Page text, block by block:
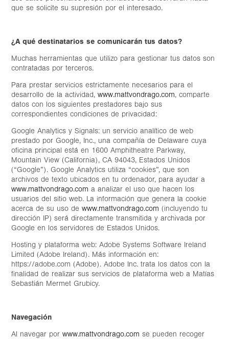
que se solicite su supresión por el interesado.
¿A qué destinatarios se comunicarán tus datos?
Muchas herramientas que utilizo para gestionar tus datos son
contratadas por terceros.
Para prestar servicios estrictamente necesarios para el
desarrollo de la actividad,www.mattvondrago.com, comparte
datos con los siguientes prestadores bajo sus
correspondientes condiciones de privacidad:
Google Analytics y Signals: un servicio analítico de web
prestado por Google, Inc., una compañía de Delaware cuya
oficina principal está en 1600 Amphitheatre Parkway,
Mountain View (California), CA 94043, Estados Unidos
(“Google”). Google Analytics utiliza “cookies”, que son
archivos de texto ubicados en tu ordenador, para ayudar a
www.mattvondrago.com a analizar el uso que hacen los
usuarios del sitio web. La información que genera la cookie
acerca de su uso dewww.mattvondrago.com (incluyendo tu
dirección IP) será directamente transmitida y archivada por
Google en los servidores de Estados Unidos.
Hosting y plataforma web: AdobeSystems Software Ireland
Limited (Adobe Ireland). Más información en:
https://adobe.com (Adobe). Adobe Inc. trata los datos con la
finalidad de realizar sus servicios de plataforma web a Matías
Sebastián Mermet Grubicy.
Navegación
Al navegar porwww.mattvondrago.com se pueden recoger